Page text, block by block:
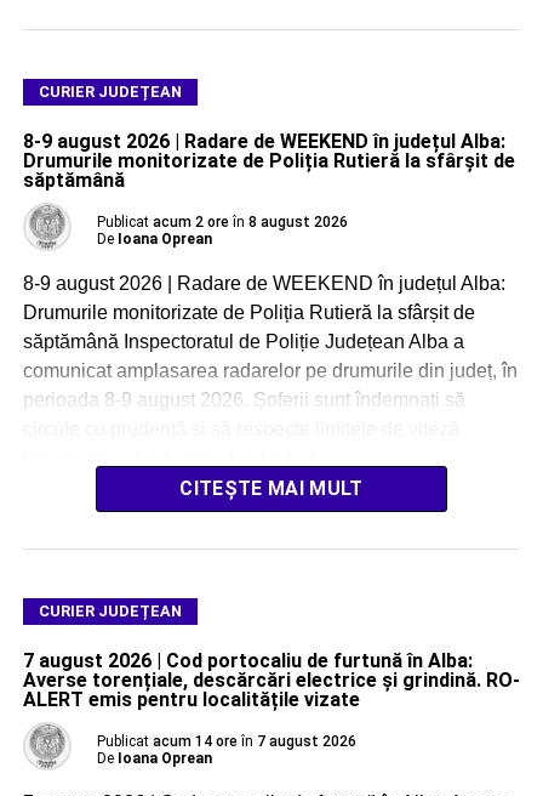
CURIER JUDEȚEAN
8-9 august 2026 | Radare de WEEKEND în județul Alba:
Drumurile monitorizate de Poliția Rutieră la sfârșit de
săptămână
Publicat acum 2 ore în 8 august 2026
De Ioana Oprean
8-9 august 2026 | Radare de WEEKEND în județul Alba:
Drumurile monitorizate de Poliția Rutieră la sfârșit de
săptămână Inspectoratul de Poliție Județean Alba a
comunicat amplasarea radarelor pe drumurile din județ, în
perioada 8-9 august 2026. Șoferii sunt îndemnați să
CITEȘTE MAI MULT
CURIER JUDEȚEAN
7 august 2026 | Cod portocaliu de furtună în Alba:
Averse torențiale, descărcări electrice și grindină. RO-
ALERT emis pentru localitățile vizate
Publicat acum 14 ore în 7 august 2026
De Ioana Oprean